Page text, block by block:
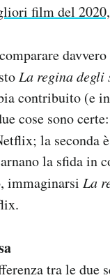
film del
La regina degli
contribuito (e
cose sono
la seconda
la sfida in
immaginarsi La
tra le due